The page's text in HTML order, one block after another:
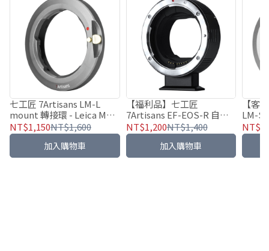
七工匠 7Artisans LM-L
mount 轉接環 - Leica M鏡
頭 轉
Leica/Panasonic/Sigma 相
NT$1,150NT$1,600
加入購物車
【福利品】七工匠
7Artisans EF-EOS-R 自動
轉接環 - CANON EF/EF-S
鏡頭 轉 CNON EOS-R 相機
NT$1,200NT$1,400
加入購物車
【客
LM-
卡口